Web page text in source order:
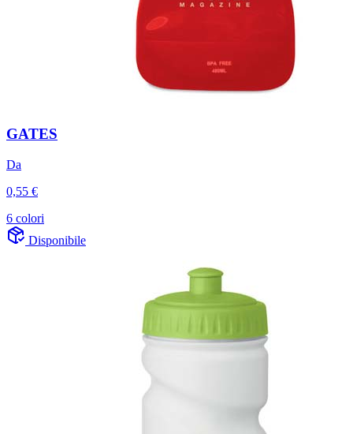
GATES
Da
0,55 €
6 colori
Disponibile